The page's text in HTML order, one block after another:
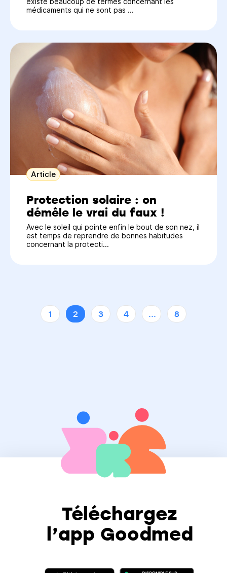
médicaments qui ne sont pas ...
Article
Protection solaire : on
démêle le vrai du faux !
Avec le soleil qui pointe enfin le bout de son nez, il
est temps de reprendre de bonnes habitudes
concernant la protecti...
1 2 3 4 ... 8
Téléchargez
l’app Goodmed